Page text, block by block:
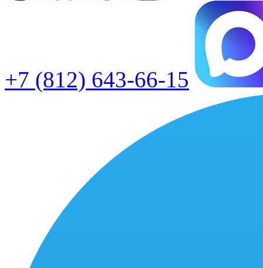
+7 (812) 643-66-15